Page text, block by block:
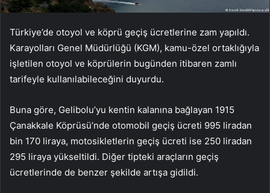
Türkiye’de otoyol ve köprü geçiş ücretlerine zam yapıldı.
Karayolları Genel Müdürlüğü (KGM), kamu-özel ortaklığıyla
işletilen otoyol ve köprülerin bugünden itibaren zamlı
tarifeyle kullanılabileceğini duyurdu.
Buna göre, Gelibolu’yu kentin kalanına bağlayan 1915
Çanakkale Köprüsü’nde otomobil geçiş ücreti 995 liradan
bin 170 liraya, motosikletlerin geçiş ücreti ise 250 liradan
295 liraya yükseltildi. Diğer tipteki araçların geçiş
ücretlerinde de benzer şekilde artışa gidildi.